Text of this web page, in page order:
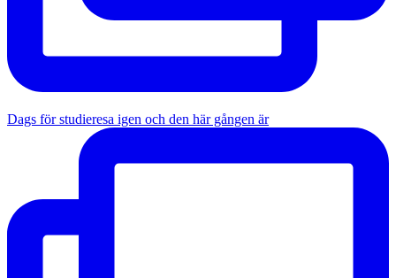
Dags för studieresa igen och den här gången är